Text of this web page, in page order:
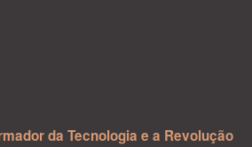
da Tecnologia e a Revolução